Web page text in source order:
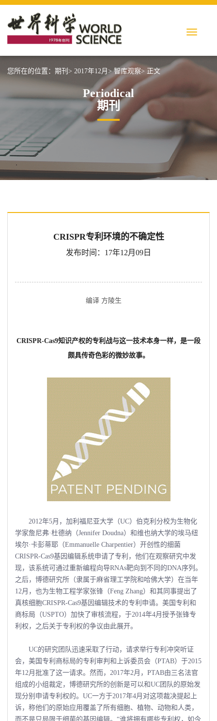
您所在的位置： 期刊> 2017年12月> 智库观察> 正文
Periodical
期刊
CRISPR专利环境的不确定性
发布时间：17年12月09日
编译 方陵生
CRISPR-Cas9知识产权的专利战与这一技术本身一样，是一段
颇具传奇色彩的微妙故事。
2012年5月，加利福尼亚大学（UC）伯克利分校为生物化
学家詹尼弗·杜德纳（Jennifer Doudna）和维也纳大学的埃马纽
埃尔·卡彭蒂耶（Emmanuelle Charpentier）开创性的细菌
CRISPR-Cas9基因编辑系统申请了专利，他们在观察研究中发
现，该系统可通过重新编程向导RNAs靶向到不同的DNA序列。
之后，博德研究所（隶属于麻省理工学院和哈佛大学）在当年
12月，也为生物工程学家张锋（Feng Zhang）和其同事提出了
真核细胞CRISPR-Cas9基因编辑技术的专利申请。美国专利和
商标局（USPTO）加快了审核流程，于2014年4月授予张锋专
利权，之后关于专利权的争议由此展开。
UC的研究团队迅速采取了行动，请求举行专利冲突听证
会，美国专利商标局的专利审判和上诉委员会（PTAB）于2015
年12月批准了这一请求。然而，2017年2月，PTAB由三名法官
组成的小组裁定，博德研究所的创新是可以和UC团队的原始发
现分别申请专利权的。UC一方于2017年4月对这项裁决提起上
诉，称他们的原始应用覆盖了所有细胞、植物、动物和人类，
而不是只局限于细菌的基因编辑。“谁将拥有哪些专利权，如今